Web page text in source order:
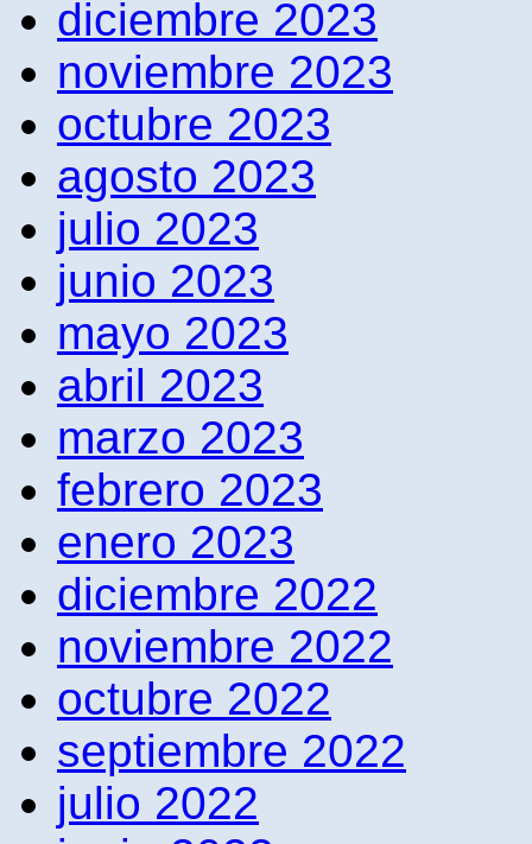
diciembre 2023
noviembre 2023
octubre 2023
agosto 2023
julio 2023
junio 2023
mayo 2023
abril 2023
marzo 2023
febrero 2023
enero 2023
diciembre 2022
noviembre 2022
octubre 2022
septiembre 2022
julio 2022